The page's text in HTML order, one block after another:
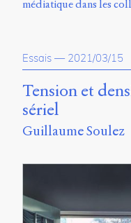
médiatique dans les
Essais — 2021/03/15
Tension et
sériel
Guillaume Soulez